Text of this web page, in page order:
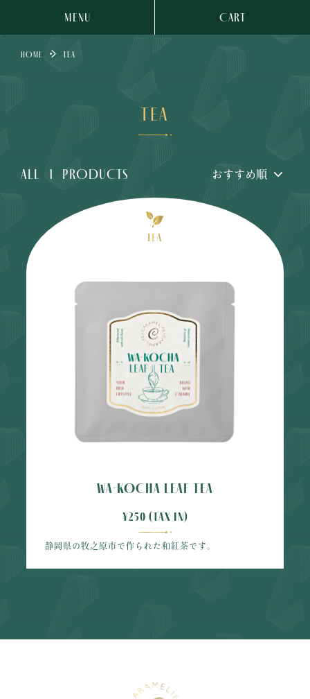
MENU CART
HOME TEA
TEA
ALL 1 PRODUCTS
WA-KOCHA LEAF TEA
¥250 (tax in)
静岡県の牧之原市で作られた和紅茶です。